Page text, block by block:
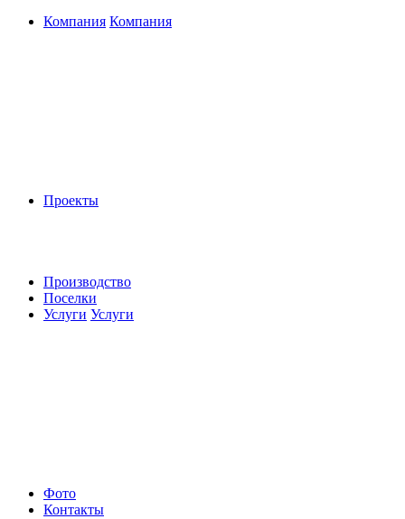
Компания Компания
Проекты
Производство
Поселки
Услуги Услуги
Фото
Контакты